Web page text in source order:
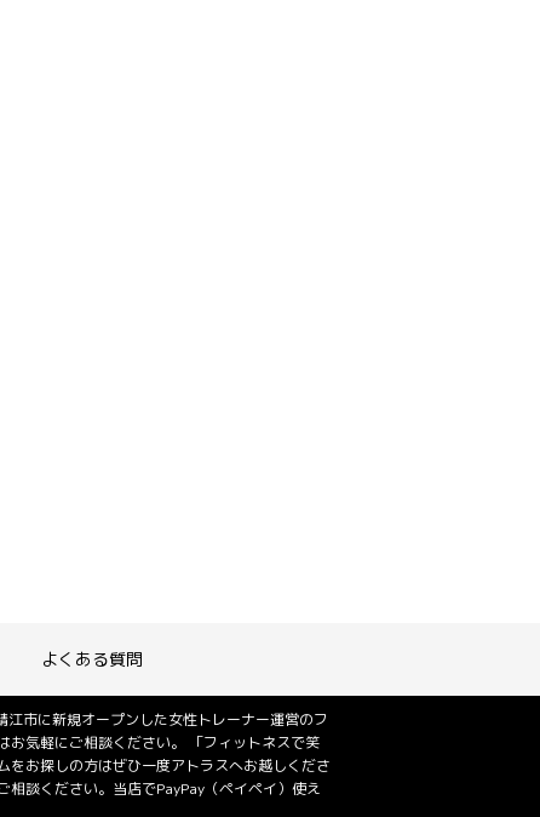
よくある質問
市に新規オープンした女性トレーナー運営のフ
お気軽にご相談ください。 「フィットネスで笑
お探しの方はぜひ一度アトラスへお越しくださ
談ください。当店でPayPay（ペイペイ）使え